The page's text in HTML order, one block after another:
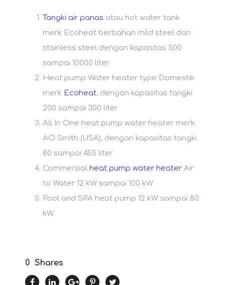
Tangki air panas atau hot water tank
merk Ecoheat berbahan mild steel dan
stainless steel dengan kapasitas 500
sampai 10000 liter
Heat pump Water heater type Domestik
merk Ecoheat, dengan kapasitas tangki
200 sampai 300 liter
All In One heat pump water heater merk
AO Smith (USA), dengan kapasitas tangki
80 sampai 455 liter
Commersial heat pump water heater Air
to Water 12 kW sampai 100 kW
Pool and SPA heat pump 12 kW sampai 80
kW.
0 Shares